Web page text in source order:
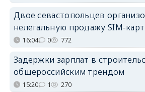
Двое севастопольцев
нелегальную продажу SIM-карт
16:04 0 772
Задержки зарплат в
общероссийским трендом
15:20 1 270